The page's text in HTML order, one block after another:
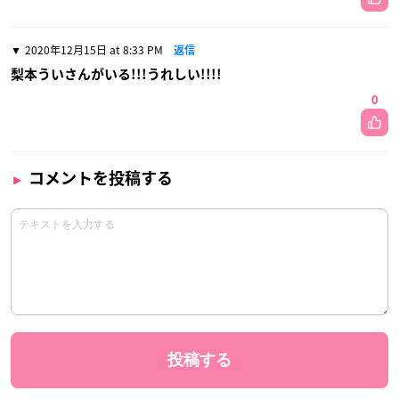
2020年12月15日 at 8:33 PM 返信
梨本ういさんがいる!!!うれしい!!!!
0
コメントを投稿する